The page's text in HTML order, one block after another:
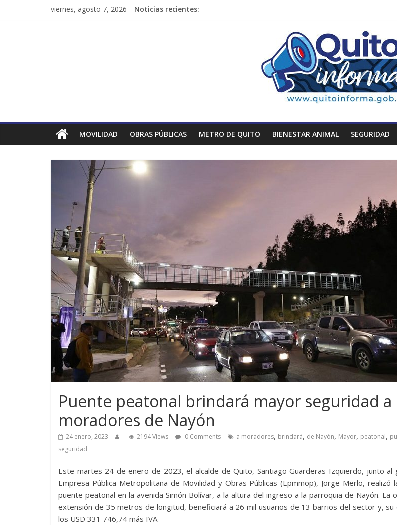
viernes, agosto 7, 2026 Noticias recientes:
MOVILIDAD OBRAS PÚBLICAS METRO DE QUITO BIENESTAR ANIMAL SEGURIDAD
Puente peatonal brindará mayor seguridad a
moradores de Nayón
24 enero, 2023 2194 Views 0 Comments a moradores, brindará, de Nayón, Mayor, peatonal,
seguridad
Este martes 24 de enero de 2023, el alcalde de Quito, Santiago Guarderas Izquierdo, junto al
Empresa Pública Metropolitana de Movilidad y Obras Públicas (Epmmop), Jorge Merlo, realizó
puente peatonal en la avenida Simón Bolívar, a la altura del ingreso a la parroquia de Nayón. La
extensión de 35 metros de longitud, beneficiará a 26 mil usuarios de 13 barrios del sector y, su
los USD 331 746,74 más IVA.